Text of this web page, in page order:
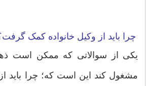
چرا باید از وکیل خانواده کمک
یکی از سوالاتی که ممکن است
مشغول کند این است که؛ چرا باید